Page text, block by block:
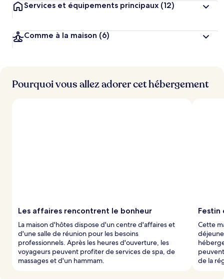
Services et équipements principaux (12)
Comme à la maison (6)
Pourquoi vous allez adorer cet hébergement
Les affaires rencontrent le bonheur
La maison d'hôtes dispose d'un centre d'affaires et
d'une salle de réunion pour les besoins
professionnels. Après les heures d'ouverture, les
voyageurs peuvent profiter de services de spa, de
massages et d'un hammam.
Festin
Cette
de la